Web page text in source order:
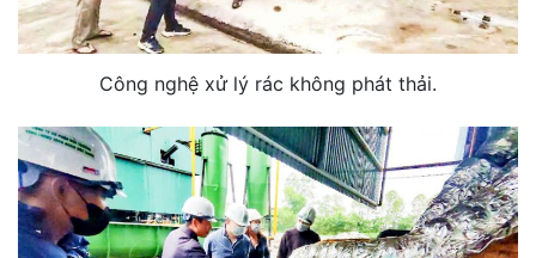
Công nghệ xử lý rác không phát thải.